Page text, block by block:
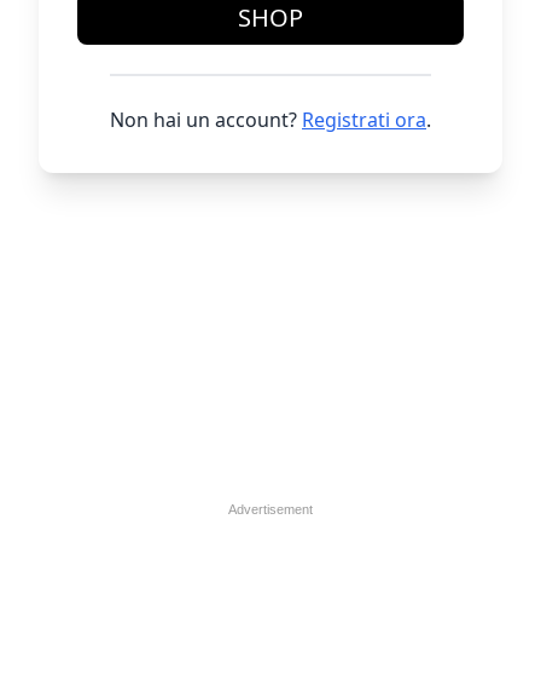
SHOP
Non hai un account? Registrati ora.